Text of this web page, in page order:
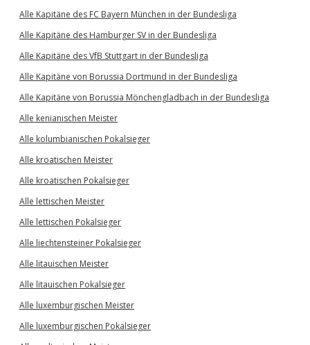
Alle Kapitäne des FC Bayern München in der Bundesliga
Alle Kapitäne des Hamburger SV in der Bundesliga
Alle Kapitäne des VfB Stuttgart in der Bundesliga
Alle Kapitäne von Borussia Dortmund in der Bundesliga
Alle Kapitäne von Borussia Mönchengladbach in der Bundesliga
Alle kenianischen Meister
Alle kolumbianischen Pokalsieger
Alle kroatischen Meister
Alle kroatischen Pokalsieger
Alle lettischen Meister
Alle lettischen Pokalsieger
Alle liechtensteiner Pokalsieger
Alle litauischen Meister
Alle litauischen Pokalsieger
Alle luxemburgischen Meister
Alle luxemburgischen Pokalsieger